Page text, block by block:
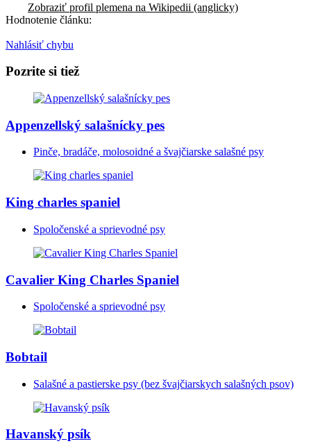
Zobraziť profil plemena na Wikipedii (anglicky)
Hodnotenie článku:
Nahlásiť chybu
Pozrite si tiež
Appenzellský salašnícky pes
Pinče, bradáče, molosoidné a švajčiarske salašné psy
King charles spaniel
Spoločenské a sprievodné psy
Cavalier King Charles Spaniel
Spoločenské a sprievodné psy
Bobtail
Salašné a pastierske psy (bez švajčiarskych salašných psov)
Havanský psík